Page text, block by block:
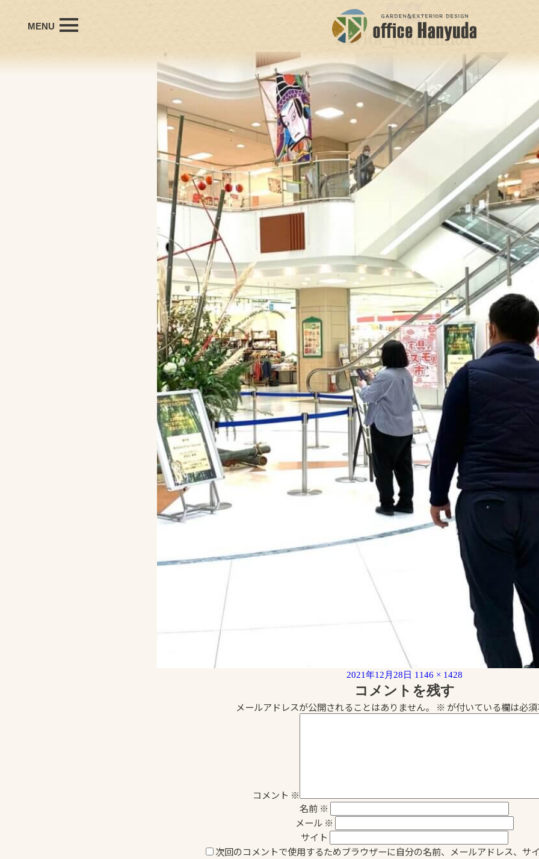
MENU
次の画像
narita_yourelm01
投
2021年12月28日 フ
ル
サ
イ
1146 × 1428
コメントを残す
メールアドレスが公開されることはありません。 ※ が付いている欄は必
コメント ※
名前 ※
メール ※
サイト
次回のコメントで使用するためブラウザーに自分の名前、メールアドレス、サ